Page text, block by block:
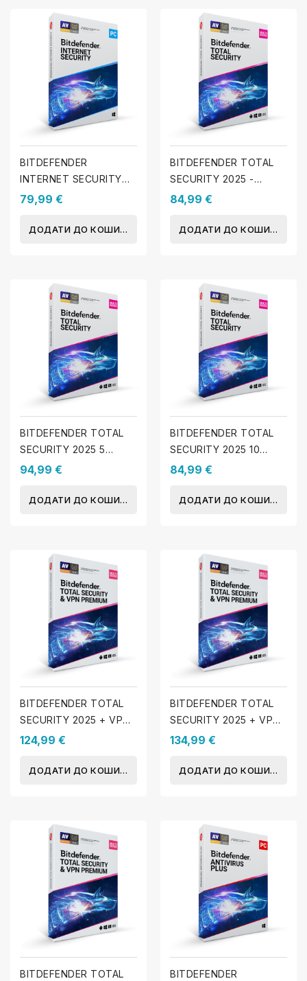
BITDEFENDER
INTERNET SECURITY
2025 - Ліцензія - 5 ПК -
79,99 €
ДОДАТИ ДО КОШИКА
BITDEFENDER TOTAL
SECURITY 2025 -
Ліцензія - 3 пристрої -
84,99 €
ДОДАТИ ДО КОШИКА
BITDEFENDER TOTAL
SECURITY 2025 5
пристроїв - 1 Рік
94,99 €
ДОДАТИ ДО КОШИКА
BITDEFENDER TOTAL
SECURITY 2025 10
пристроїв - 1 Рік
84,99 €
ДОДАТИ ДО КОШИКА
BITDEFENDER TOTAL
SECURITY 2025 + VPN
3 пристрої 1 Рік
124,99 €
ДОДАТИ ДО КОШИКА
BITDEFENDER TOTAL
SECURITY 2025 + VPN
5 пристроїв - 1 Рік
134,99 €
ДОДАТИ ДО КОШИКА
BITDEFENDER TOTAL
BITDEFENDER